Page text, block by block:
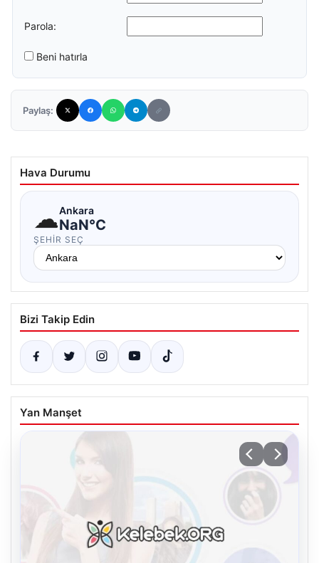
Parola:
Beni hatırla
Paylaş:
Hava Durumu
☁Ankara
NaN°C
ŞEHIR SEÇ
Bizi Takip Edin
Yan Manşet